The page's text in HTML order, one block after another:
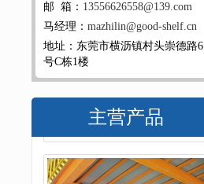
邮 箱： 13556626558@139.com
马经理： mazhilin@good-shelf.cn
地址：东莞市横沥镇村头崇德路6
号C栋1楼
主营产品